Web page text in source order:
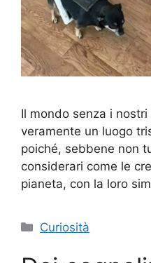
Il mondo senza i
veramente un luogo
poiché, sebbene non
considerari come le
pianeta, con la loro
Categorie
Curiosità